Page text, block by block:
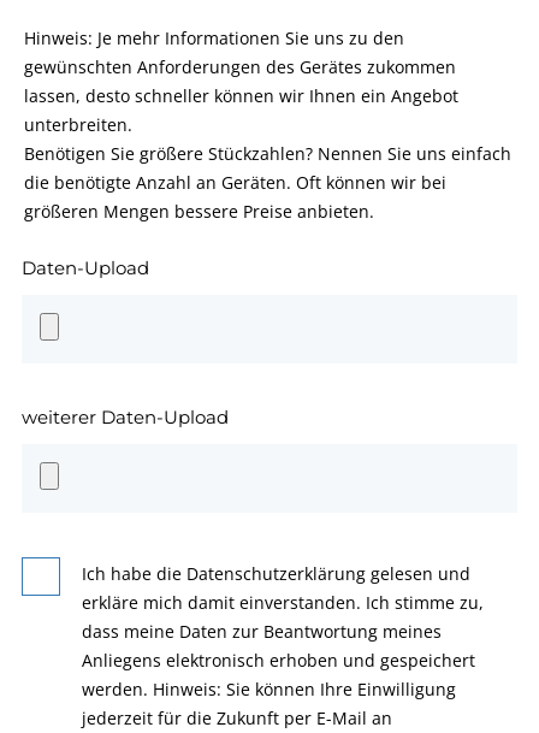
Hinweis: Je mehr Informationen Sie uns zu den
gewünschten Anforderungen des Gerätes zukommen
lassen, desto schneller können wir Ihnen ein Angebot
unterbreiten.
Benötigen Sie größere Stückzahlen? Nennen Sie uns einfach
die benötigte Anzahl an Geräten. Oft können wir bei
größeren Mengen bessere Preise anbieten.
Daten-Upload
weiterer Daten-Upload
Ich habe die Datenschutzerklärung gelesen und
erkläre mich damit einverstanden. Ich stimme zu,
dass meine Daten zur Beantwortung meines
Anliegens elektronisch erhoben und gespeichert
werden. Hinweis: Sie können Ihre Einwilligung
jederzeit für die Zukunft per E-Mail an